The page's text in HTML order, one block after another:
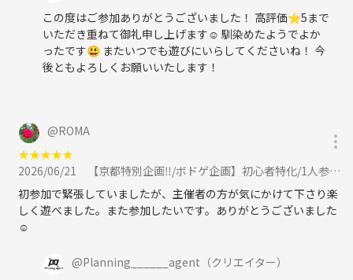
この度はご参加ありがとうございました！ 高評価⭐️5まで
いただき重ねて御礼申し上げます☺️ 馴染めたようでよか
ったです😃 またいつでも遊びにいらしてくださいね！ 今
後ともよろしくお願いいたします！
@ROMA
★★★★★
2026/06/21
【京都特別企画‼️/ボドゲ企画】初心者特化/1人参加が9割♪烏丸・四条でボードゲーム企画/20代〜30代向けに参加
初参加で緊張していましたが、主催者の方が気にかけて下さり楽
しく遊べました。また参加したいです。ありがとうございました
☺️
@Planning______agent （クリエイター）